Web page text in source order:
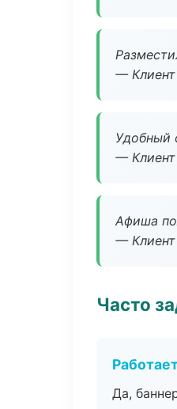
—
Удобный
—
Афиша
—
Часто
Да,